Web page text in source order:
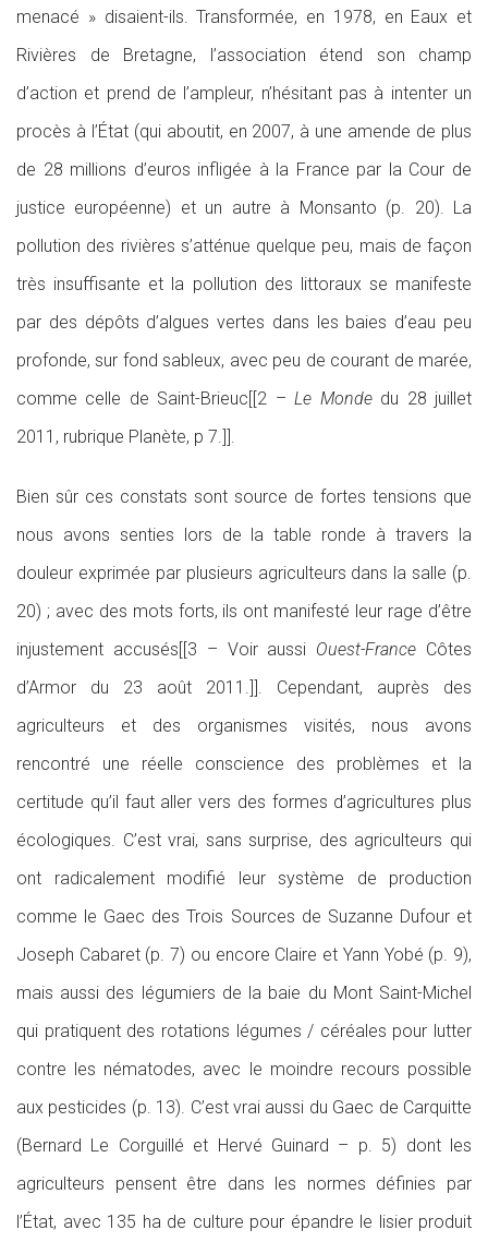
menacé » disaient-ils. Transformée, en 1978, en Eaux et
Rivières de Bretagne, l’association étend son champ
d’action et prend de l’ampleur, n’hésitant pas à intenter un
procès à l’État (qui aboutit, en 2007, à une amende de plus
de 28 millions d’euros infligée à la France par la Cour de
justice européenne) et un autre à Monsanto (p. 20). La
pollution des rivières s’atténue quelque peu, mais de façon
très insuffisante et la pollution des littoraux se manifeste
par des dépôts d’algues vertes dans les baies d’eau peu
profonde, sur fond sableux, avec peu de courant de marée,
comme celle de Saint-Brieuc[[2 –Le Mondedu 28 juillet
2011, rubrique Planète, p 7.]].
Bien sûr ces constats sont source de fortes tensions que
nous avons senties lors de la table ronde à travers la
douleur exprimée par plusieurs agriculteurs dans la salle (p.
20) ; avec des mots forts, ils ont manifesté leur rage d’être
injustement accusés[[3 – Voir aussi Ouest-France Côtes
d’Armor du 23 août 2011.]]. Cependant, auprès des
agriculteurs et des organismes visités, nous avons
rencontré une réelle conscience des problèmes et la
certitude qu’il faut aller vers des formes d’agricultures plus
écologiques. C’est vrai, sans surprise, des agriculteurs qui
ont radicalement modifié leur système de production
comme le Gaec des Trois Sources de Suzanne Dufour et
Joseph Cabaret (p. 7) ou encore Claire et Yann Yobé (p. 9),
mais aussi des légumiers de la baie du Mont Saint-Michel
qui pratiquent des rotations légumes / céréales pour lutter
contre les nématodes, avec le moindre recours possible
aux pesticides (p. 13). C’est vrai aussi du Gaec de Carquitte
(Bernard Le Corguillé et Hervé Guinard – p. 5) dont les
agriculteurs pensent être dans les normes définies par
l’État, avec 135 ha de culture pour épandre le lisier produit